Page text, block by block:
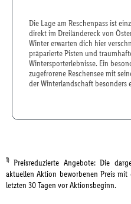
Die Lage am Reschenpass ist
direkt im Dreiländereck von
Winter erwarten dich hier
präparierte Pisten und
Wintersporterlebnisse. Ein
zugefrorene Reschensee mit
der Winterlandschaft besonders
1) Preisreduzierte Angebote: Die
aktuellen Aktion beworbenen Preis
letzten 30 Tagen vor Aktionsbeginn.